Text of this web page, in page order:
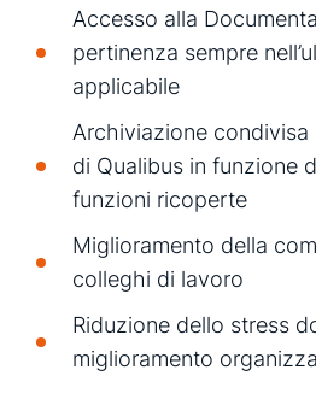
Accesso alla
pertinenza sempre
applicabile
Archiviazione
di Qualibus in funzione
funzioni ricoperte
Miglioramento della
colleghi di lavoro
Riduzione dello stress
miglioramento